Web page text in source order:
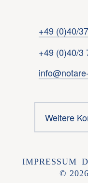
+49 (0)40/
+49 (0)40/3
Weitere
© 2026
IMPRESSUM